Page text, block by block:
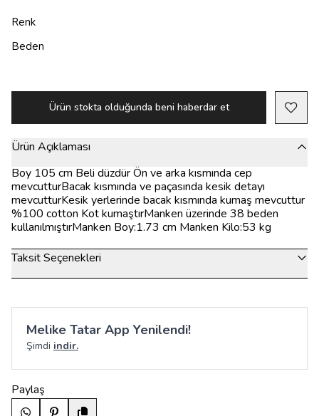
Renk
Beden
Ürün stokta olduğunda beni haberdar et
Ürün Açıklaması
Boy 105 cm Beli düzdür Ön ve arka kısmında cep
mevcutturBacak kısmında ve paçasında kesik detayı
mevcutturKesik yerlerinde bacak kısmında kumaş mevcuttur
%100 cotton Kot kumaştırManken üzerinde 38 beden
kullanılmıştırManken Boy:1.73 cm Manken Kilo:53 kg
Taksit Seçenekleri
Melike Tatar App Yenilendi!
Şimdi indir.
Paylaş